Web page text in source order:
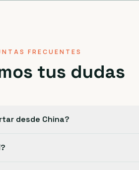
FRECUENTES
tus dudas
desde China?